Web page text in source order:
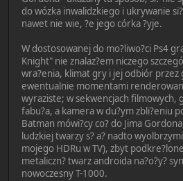
do wózka inwalidzkiego i ukrywanie
nawet nie wie, ?e jego córka ?yje.
W dostosowanej do mo?liwo?ci Ps4
Knight" nie znalaz?em niczego
wra?enia, klimat gry i jej odbiór przez
ewentualnie momentami
wyraziste; w sekwencjach filmowych,
fabu?a, a kamera w du?ym zbli?eniu
Batman mówi?cy co? do Jima
ludzkiej twarzy s? a? nadto
mojego HDRu w TV), zbyt
metaliczn? twarz androida na?o?y?
nowoczesny T-1000.